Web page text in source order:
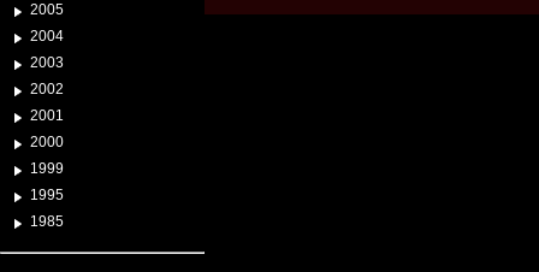
2005
2004
2003
2002
2001
2000
1999
1995
1985